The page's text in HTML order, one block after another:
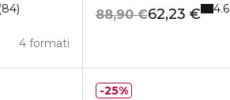
4 formati
84 62,23 €
88,90 € 4.6
25%